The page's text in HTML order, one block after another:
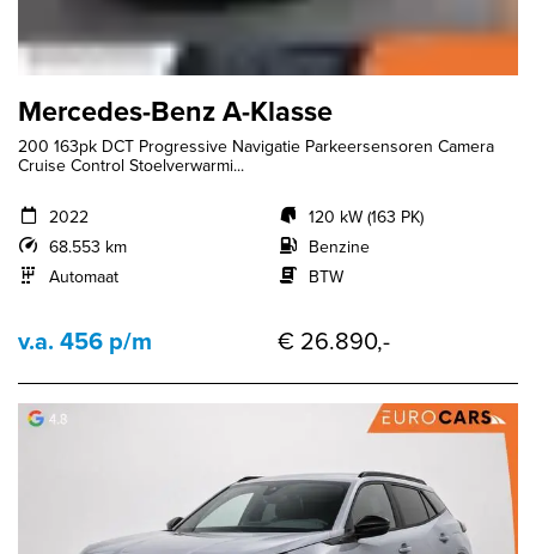
Mercedes-Benz A-Klasse
200 163pk DCT Progressive Navigatie Parkeersensoren Camera
Cruise Control Stoelverwarmi...
2022
68.553 km
Automaat
120 kW (163 PK)
Benzine
BTW
v.a. 456 p/m € 26.890,-